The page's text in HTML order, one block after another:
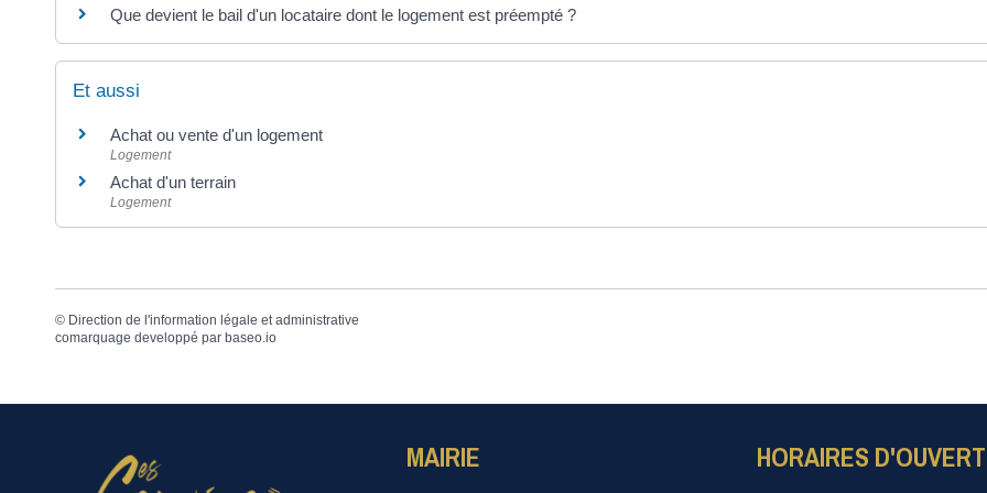
Que devient le bail d'un locataire dont le logement est préempté ?
Et aussi
Achat ou vente d'un logement
Logement
Achat d'un terrain
Logement
© Direction de l'information légale et administrative
comarquage developpé par baseo.io
MAIRIE HORAIRES